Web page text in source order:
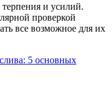
терпения и усилий.
проверкой
все возможное для их
5 основных